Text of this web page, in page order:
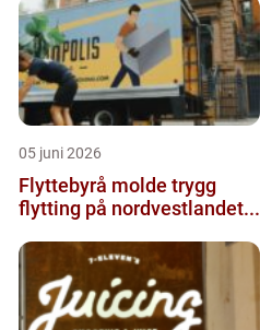
05 juni 2026
Flyttebyrå molde trygg
flytting på nordvestlandet...